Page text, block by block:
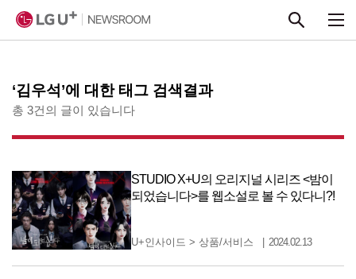
‘김우석’에 대한 태그 검색결과
총 3건의 글이 있습니다
STUDIO X+U의 오리지널 시리즈 <밤이
되었습니다>를 웹소설로 볼 수 있다니?!
U+인사이드 >상품/서비스 2024.02.13